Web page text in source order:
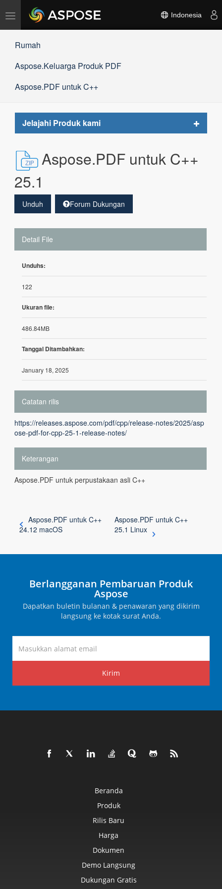
Alihkan
navigasi
Indonesia
Rumah
Aspose.Keluarga Produk PDF
Aspose.PDF untuk C++
Jelajahi Produk kami
Toggle
Aspose.PDF untuk C++
25.1
Unduh Forum Dukungan
Detail File
Unduhs:
122
Ukuran file:
486.84MB
Tanggal Ditambahkan:
January 18, 2025
Catatan rilis
https://releases.aspose.com/pdf/cpp/release-notes/2025/asp
ose-pdf-for-cpp-25-1-release-notes/
Keterangan
Aspose.PDF untuk perpustakaan asli C++
Aspose.PDF untuk C++
24.12 macOS
Aspose.PDF untuk C++
25.1 Linux
Berlangganan Pembaruan Produk
Aspose
Dapatkan buletin bulanan & penawaran yang dikirim
langsung ke kotak surat Anda.
Kirim
Beranda
Produk
Rilis Baru
Harga
Dokumen
Demo Langsung
Dukungan Gratis